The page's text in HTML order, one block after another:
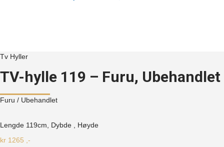
Tv Hyller
TV-hylle 119 – Furu, Ubehandlet
Furu / Ubehandlet
Lengde 119cm, Dybde , Høyde
kr 1265 ,-